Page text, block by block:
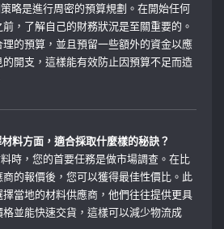
略是進行周密的預算規劃。在開始任何
，了解自己的財務狀況是至關重要的。
的預算，並且預留一些額外的資金以應
開支，這樣能有效防止因預算不足而造
料方面，適合採取什麼樣的秘訣？
時，您的首要任務是做市場調查。在比
的報價後，您可以獲得最佳性價比。此
當地的材料供應商，他們往往提供更具
並能快速交貨，這樣可以減少物流成